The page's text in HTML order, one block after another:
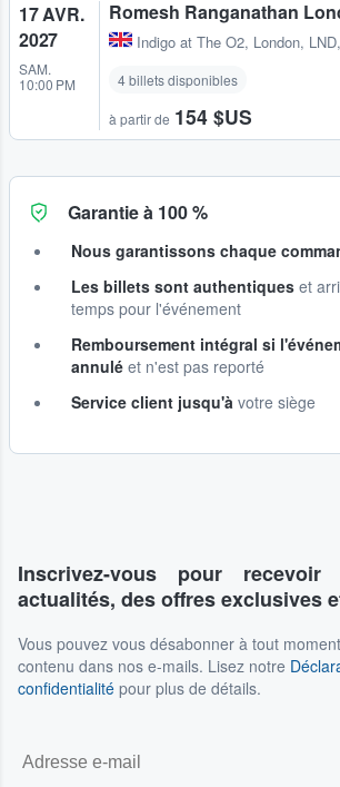
17 AVR.
2027
SAM.
10:00 PM
Romesh Ranganathan
Indigo at The O2, London,
4 billets disponibles
à partir de 154 $US
Garantie à 100 %
Nous garantissons chaque
Les billets sont authentiques et
temps pour l'événement
Remboursement intégral si
annulé et n'est pas reporté
Service client jusqu'à votre siège
Inscrivez-vous pour recevoir
actualités, des offres exclusives
Vous pouvez vous désabonner à tout
contenu dans nos e-mails. Lisez notre
confidentialité pour plus de détails.